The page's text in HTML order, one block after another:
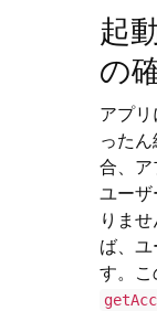
起
の
アプ
った
合、ア
ユー
りま
ば、
す。こ